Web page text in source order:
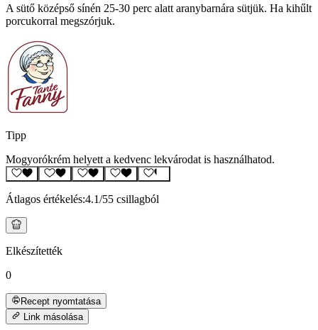
A sütő középső sínén 25-30 perc alatt aranybarnára sütjük. Ha kihűlt
porcukorral megszórjuk.
Tipp
Mogyorókrém helyett a kedvenc lekvárodat is használhatod.
Átlagos értékelés:4.1/55 csillagból
Elkészítették
0
Recept nyomtatása
Link másolása